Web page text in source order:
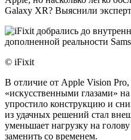
Galaxy XR? Выяснили
© iFixit
В отличие от Apple Vision Pro,
«искусственными глазами»
упростило конструкцию и
из удачных решений стал
уменьшает нагрузку на
заменить со временем.